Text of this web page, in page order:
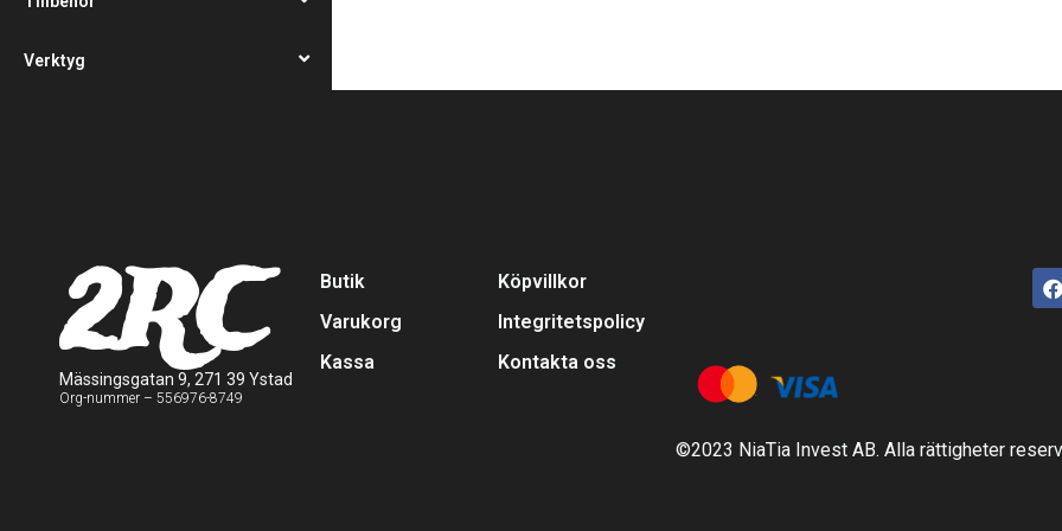
Verktyg
2RC
Mässingsgatan 9, 271 39 Ystad
Org-nummer – 556976-8749
Butik
Varukorg
Kassa
Köpvillkor
Integritetspolicy
Kontakta oss
©2023 NiaTia Invest AB. Alla rättigheter